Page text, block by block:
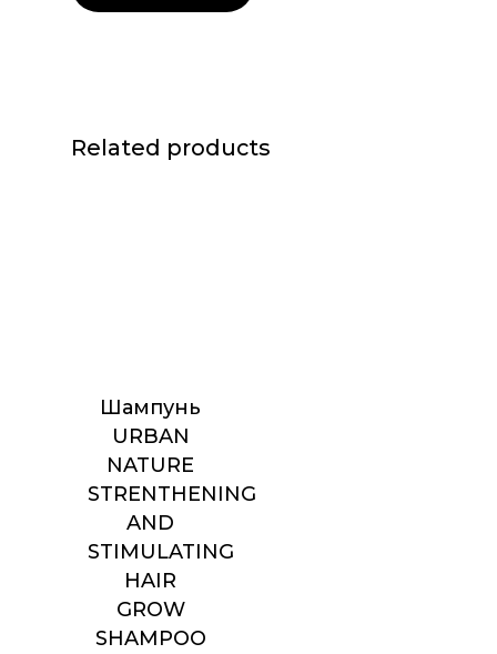
Related products
Шампунь
URBAN
NATURE
STRENTHENING
AND
STIMULATING
HAIR
GROW
SHAMPOO